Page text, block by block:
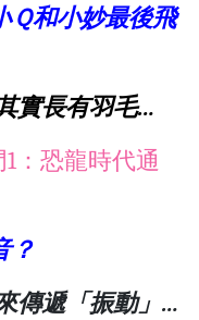
Ｑ和小妙最後飛
實長有羽毛…
：恐龍時代通
？
傳遞「振動」…